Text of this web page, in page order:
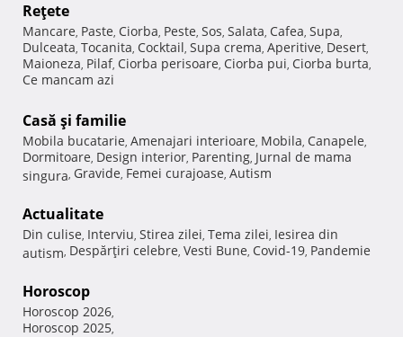
Reţete
Mancare, Paste, Ciorba, Peste, Sos, Salata, Cafea, Supa,
Dulceata, Tocanita, Cocktail, Supa crema, Aperitive, Desert,
Maioneza, Pilaf, Ciorba perisoare, Ciorba pui, Ciorba burta,
Ce mancam azi
Casă şi familie
Mobila bucatarie, Amenajari interioare, Mobila, Canapele,
Dormitoare, Design interior, Parenting, Jurnal de mama
singura, Gravide, Femei curajoase, Autism
Actualitate
Din culise, Interviu, Stirea zilei, Tema zilei, Iesirea din
autism, Despărţiri celebre, Vesti Bune, Covid-19, Pandemie
Horoscop
Horoscop 2026,
Horoscop 2025,